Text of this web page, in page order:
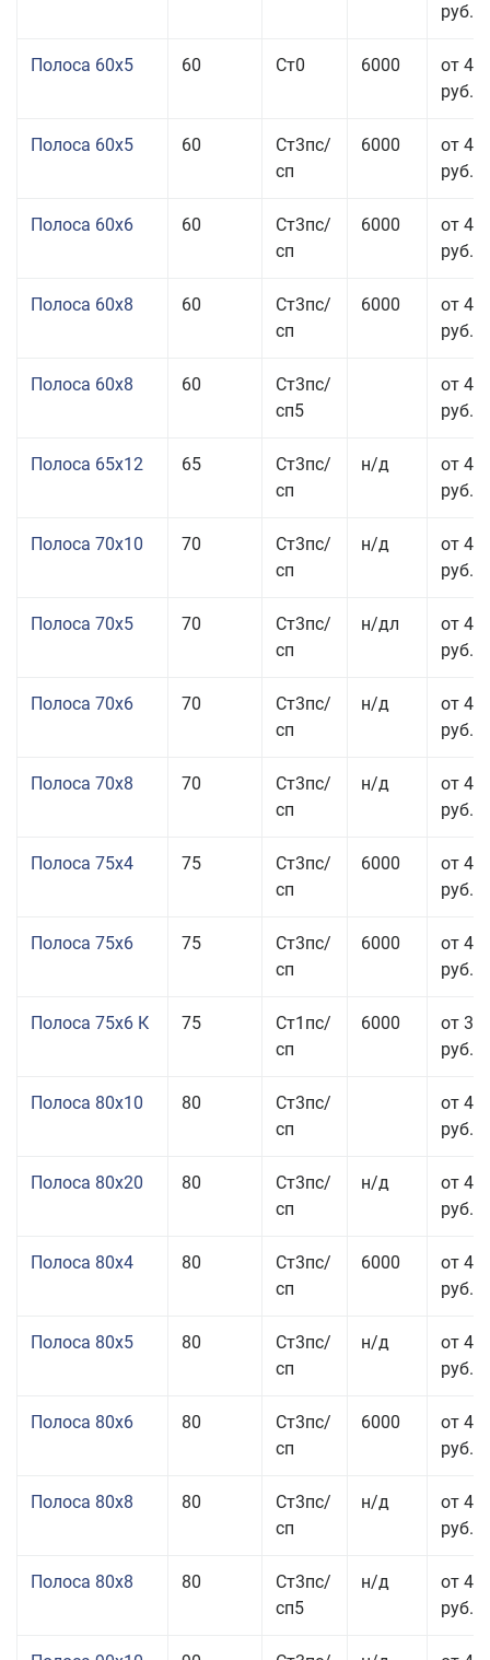
руб.
Полоса 60x5 60 Ст0 6000
от 43
руб.
Полоса 60x5 60
Ст3пс/
сп
6000
от 43
руб.
Полоса 60x6 60
Ст3пс/
сп
6000
от 42
руб.
Полоса 60x8 60
Ст3пс/
сп
6000
от 42
руб.
Полоса 60x8 60
Ст3пс/
сп5
от 42
руб.
Полоса 65x12 65
Ст3пс/
сп
н/д
от 42
руб.
Полоса 70x10 70
Ст3пс/
сп
н/д
от 42
руб.
Полоса 70x5 70
Ст3пс/
сп
н/дл
от 43
руб.
Полоса 70x6 70
Ст3пс/
сп
н/д
от 42
руб.
Полоса 70x8 70
Ст3пс/
сп
н/д
от 43
руб.
Полоса 75x4 75
Ст3пс/
сп
6000
от 41
руб.
Полоса 75x6 75
Ст3пс/
сп
6000
от 42
руб.
Полоса 75x6 К 75
Ст1пс/
сп
6000
от 35
руб.
Полоса 80x10 80
Ст3пс/
сп
от 42
руб.
Полоса 80x20 80
Ст3пс/
сп
н/д
от 49
руб.
Полоса 80x4 80
Ст3пс/
сп
6000
от 42
руб.
Полоса 80x5 80
Ст3пс/
сп
н/д
от 43
руб.
Полоса 80x6 80
Ст3пс/
сп
6000
от 42
руб.
Полоса 80x8 80
Ст3пс/
сп
н/д
от 41
руб.
Полоса 80x8 80
Ст3пс/
сп5
н/д
от 41
руб.